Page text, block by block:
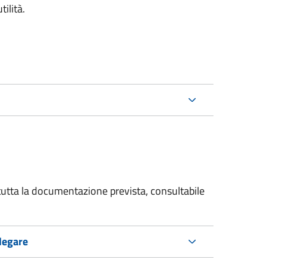
la documentazione prevista, consultabile